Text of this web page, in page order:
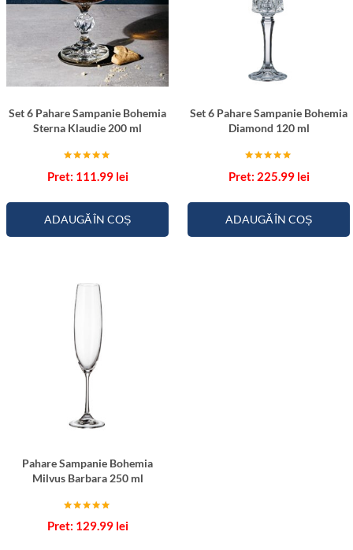
Set 6 Pahare Sampanie Bohemia
Sterna Klaudie 200 ml
5.00
111.99 lei
ADAUGĂ ÎN COȘ
Set 6 Pahare Sampanie Bohemia
Diamond 120 ml
5.00
225.99 lei
ADAUGĂ ÎN COȘ
Pahare Sampanie Bohemia
Milvus Barbara 250 ml
5.00
129.99 lei